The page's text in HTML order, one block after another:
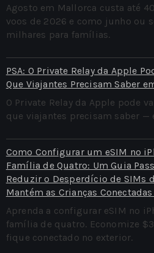
Agosto em Mallorca custa até
voos de 2026 e como junho ou
milhares para famílias.
PSA: O Private Relay da Apple
Que Viajantes Precisam Saber
O Private Relay da Apple pode
que viajantes precisam saber —
Como Configurar um eSIM no
Família de Quatro: Um Guia
Reduzir o Desperdício de SIMs
Mantém as Crianças
Aprenda a configurar eSIM no
família de quatro. Economize
fique conectado no exterior.